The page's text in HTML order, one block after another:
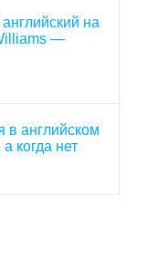
на
—
в английском
когда нет